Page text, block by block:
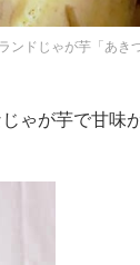
ンドじゃが芋「あき
ゃが芋で甘味